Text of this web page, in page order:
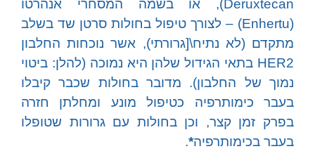
Deruxtecan), או בשמה המסחרי אנהרטו
(Enhertu) – לצורך טיפול בחולות סרטן שד בשלב
מתקדם (לא נתיח\[גרורתי), אשר נוכחות החלבון
HER2 בתאי הגידול שלהן היא נמוכה (להלן: ביטוי
נמוך של החלבון). מדובר בחולות שכבר קיבלו
בעבר כימותרפיה כטיפול מונע ומחלתן חזרה
בפרק זמן קצר, וכן בחולות עם גרורות שטופלו
בעבר בכימותרפיה*
.